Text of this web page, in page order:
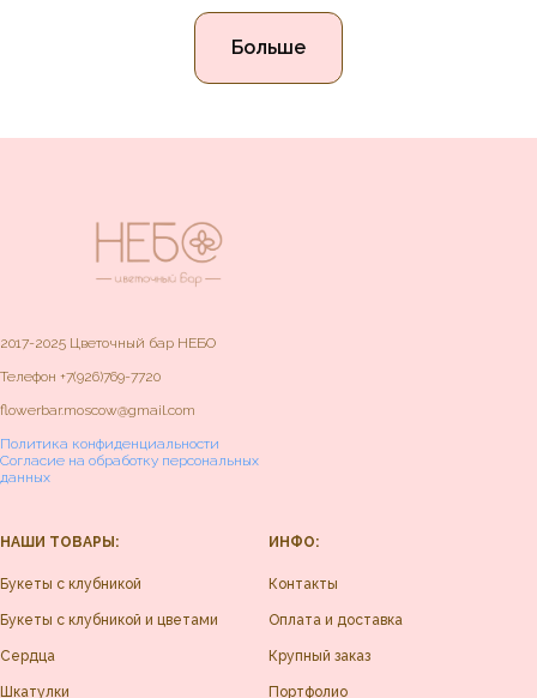
Больше
2017-2025 Цветочный бар НЕБО
Телефон +7(926)769-7720
flowerbar.moscow@gmail.com
Политика конфиденциальности
Согласие на обработку персональных
данных
НАШИ ТОВАРЫ:
Букеты с клубникой
Букеты с клубникой и цветами
Сердца
Шкатулки
ИНФО:
Контакты
Оплата и доставка
Крупный заказ
Портфолио